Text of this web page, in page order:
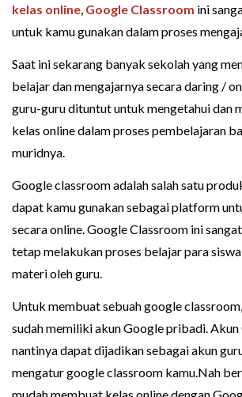
kelas online, Google Classroom ini
untuk kamu gunakan dalam proses
Saat ini sekarang banyak sekolah yang
belajar dan mengajarnya secara daring /
guru-guru dituntut untuk mengetahui dan
kelas online dalam proses pembelajaran
muridnya.
Google classroom adalah salah satu
dapat kamu gunakan sebagai platform
secara online. Google Classroom ini
tetap melakukan proses belajar para
materi oleh guru.
Untuk membuat sebuah google
sudah memiliki akun Google pribadi.
nantinya dapat dijadikan sebagai akun
mengatur google classroom kamu.Nah